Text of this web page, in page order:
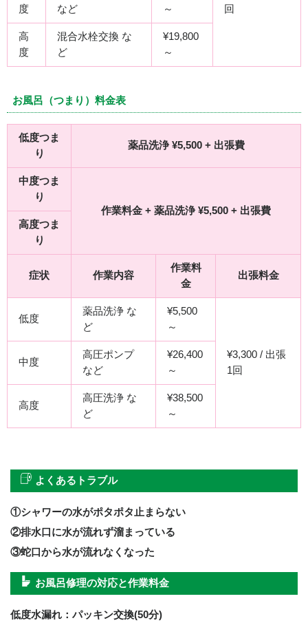
回
度
など
～
高
度
混合水栓交換 な
ど
¥19,800
～
お風呂（つまり）料金表
低度つま
り
薬品洗浄 ¥5,500 + 出張費
中度つま
り
作業料金 + 薬品洗浄 ¥5,500 + 出張費
高度つま
り
症状 作業内容
作業料
金
出張料金
低度
薬品洗浄 な
ど
¥5,500
～
¥3,300 / 出張
1回
中度
高圧ポンプ
など
¥26,400
～
高度
高圧洗浄 な
ど
¥38,500
～
よくあるトラブル
①シャワーの水がポタポタ止まらない
②排水口に水が流れず溜まっている
③蛇口から水が流れなくなった
お風呂修理の対応と作業料金
低度水漏れ：パッキン交換(50分)